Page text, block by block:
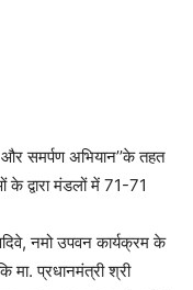
और समर्पण अभियान’’के तहत
के द्वारा मंडलों में 71-71
नमो उपवन कार्यक्रम के
मा. प्रधानमंत्री श्री